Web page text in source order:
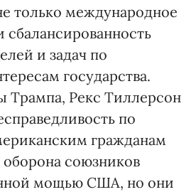
только международное
сбалансированность
и задач по
государства.
Трампа, Рекс Тиллерсон
по
гражданам
оборона союзников
мощью США, но они